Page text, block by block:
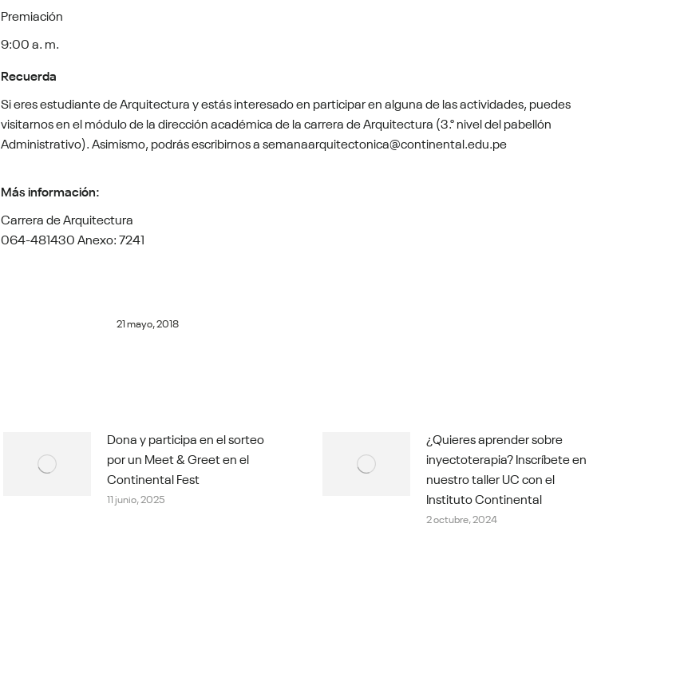
Premiación
9:00 a. m.
Recuerda
Si eres estudiante de Arquitectura y estás interesado en participar en alguna de las actividades, puedes
visitarnos en el módulo de la dirección académica de la carrera de Arquitectura (3.° nivel del pabellón
Administrativo). Asimismo, podrás escribirnos a semanaarquitectonica@continental.edu.pe
Más información:
Carrera de Arquitectura
064-481430 Anexo: 7241
21 mayo, 2018
Dona y participa en el sorteo
por un Meet & Greet en el
Continental Fest
11 junio, 2025
¿Quieres aprender sobre
inyectoterapia? Inscríbete en
nuestro taller UC con el
Instituto Continental
2 octubre, 2024